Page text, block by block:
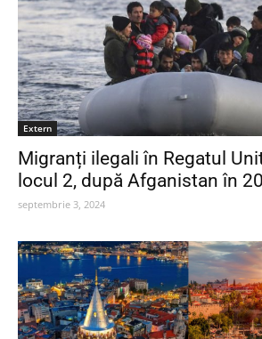
Extern
Migranți ilegali în Regatul
locul 2, după Afganistan în
septembrie 3, 2024